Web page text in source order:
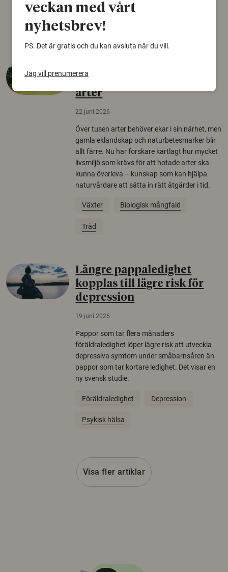
Arkeologi
krävs för att rädda hotade
arter
22 juni 2026
Över tusen arter behöver ekar i sin närhet, men
gamla eklandskap och naturbetesmarker blir
allt färre. Nu har forskare kartlagt hur mycket
livsmiljö som krävs för att hotade arter ska
kunna överleva – kunskap som kan hjälpa
naturvårdare att sätta in rätt åtgärder i tid.
Växter Biologisk mångfald
Träd
Längre pappaledighet
kopplas till lägre risk för
depression
19 juni 2026
Pappor som tar flera månaders
föräldraledighet löper lägre risk att utveckla
depressiva symtom under småbarnsåren än
pappor som tar kortare ledighet. Det visar en
ny svensk studie.
Föräldraledighet Depression
Psykisk hälsa
Visa fler artiklar
veckan med vårt
nyhetsbrev!
PS. Det är gratis och du kan avsluta när du vill.
Jag vill prenumerera